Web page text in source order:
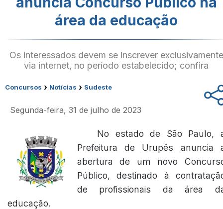
área da educação
Os interessados devem se inscrever exclusivamente
via internet, no período estabelecido; confira
Concursos › Notícias › Sudeste
Segunda-feira, 31 de julho de 2023
No estado de São Paulo,
Prefeitura de Urupês anuncia
abertura de um novo
Público, destinado à
de profissionais da área
educação.